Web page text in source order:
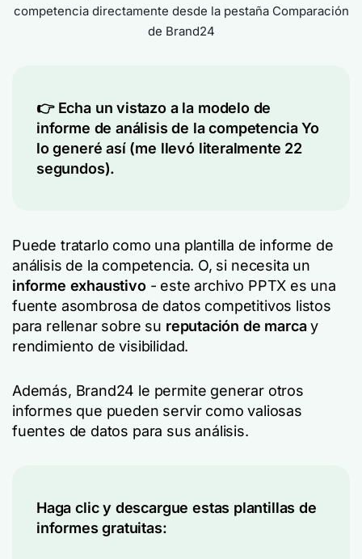
competencia directamente desde la pestaña Comparación
de Brand24
👉 Echa un vistazo a la modelo de
informe de análisis de la competenciaYo
lo generé así (me llevó literalmente 22
segundos).
Puede tratarlo como una plantilla de informe de
análisis de la competencia. O, si necesita un
informe exhaustivo - este archivo PPTX es una
fuente asombrosa de datos competitivos listos
para rellenar sobre su reputación de marcay
rendimiento de visibilidad.
Además, Brand24 le permite generar otros
informes que pueden servir como valiosas
fuentes de datos para sus análisis.
Haga clic y descargue estas plantillas de
informes gratuitas: